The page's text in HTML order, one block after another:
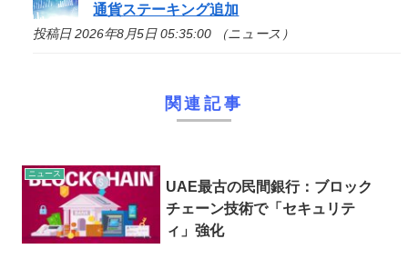
通貨ステーキング追加
投稿日 2026年8月5日 05:35:00 （ニュース）
関連記事
ニュース
UAE最古の民間銀行：ブロック
チェーン技術で「セキュリテ
ィ」強化